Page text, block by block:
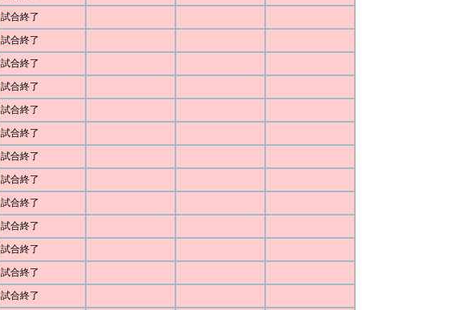
試合終了
試合終了
試合終了
試合終了
試合終了
試合終了
試合終了
試合終了
試合終了
試合終了
試合終了
試合終了
試合終了